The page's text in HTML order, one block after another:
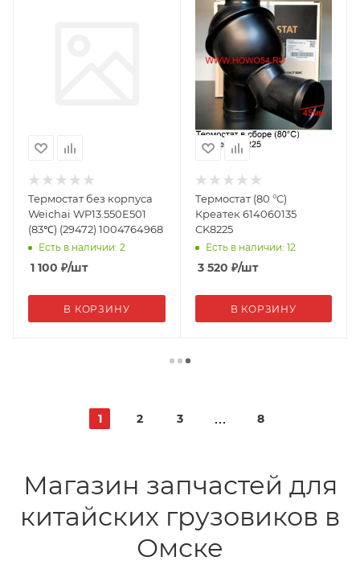
Термостат без корпуса
Weichai WP13.550E501
(83℃) (29472) 1004764968
Есть в наличии: 2
1 100 ₽/шт
В КОРЗИНУ
Термостат (80 °C)
Креатек 614060135
CK8225
Есть в наличии: 12
3 520 ₽/шт
В КОРЗИНУ
1 2 3 8
Магазин запчастей для
китайских грузовиков в
Омске